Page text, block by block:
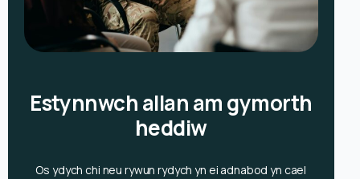
Estynnwch allan am gymorth
heddiw
Os ydych chi neu rywun rydych yn ei adnabod yn cael